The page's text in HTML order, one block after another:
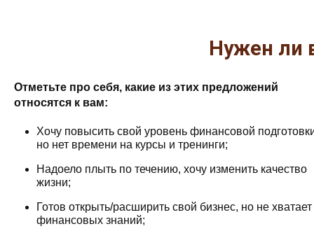
Нужен ли
Отметьте про себя, какие из этих предложений
относятся к вам:
Хочу повысить свой уровень финансовой
но нет времени на курсы и тренинги;
Надоело плыть по течению, хочу изменить качество
жизни;
Готов открыть/расширить свой бизнес, но не хватает
финансовых знаний;